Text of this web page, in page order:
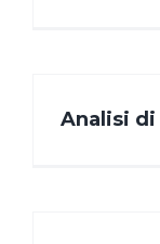
Analisi